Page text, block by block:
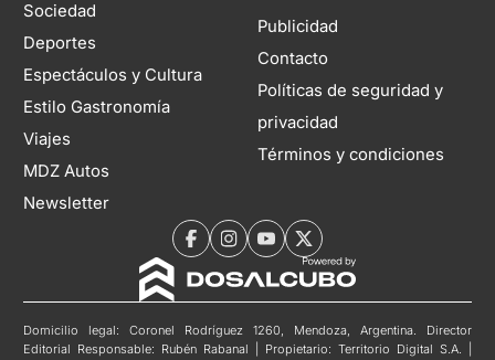
Sociedad
Deportes
Espectáculos y Cultura
Estilo Gastronomía
Viajes
MDZ Autos
Newsletter
Publicidad
Contacto
Políticas de seguridad y
privacidad
Términos y condiciones
Domicilio legal: Coronel Rodríguez 1260, Mendoza, Argentina. Director
Editorial Responsable: Rubén Rabanal | Propietario: Territorio Digital S.A. |